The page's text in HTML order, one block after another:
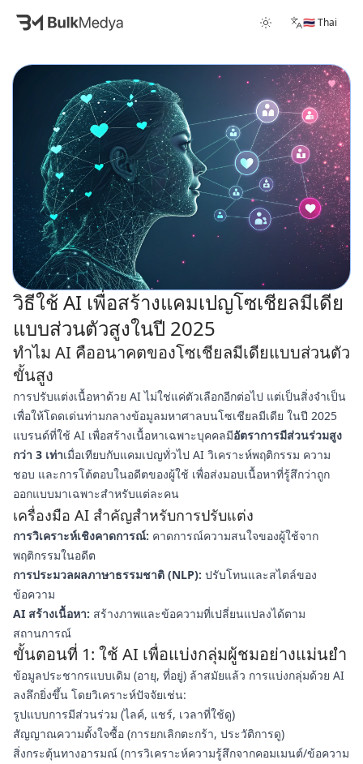
🇹🇭 Thai
วิธีใช้ AI เพื่อสร้างแคมเปญโซเชียลมีเดีย
แบบส่วนตัวสูงในปี 2025
ทำไม AI คืออนาคตของโซเชียลมีเดียแบบส่วนตัว
ขั้นสูง
การปรับแต่งเนื้อหาด้วย AI ไม่ใช่แค่ตัวเลือกอีกต่อไป แต่เป็นสิ่งจำเป็น
เพื่อให้โดดเด่นท่ามกลางข้อมูลมหาศาลบนโซเชียลมีเดีย ในปี 2025
แบรนด์ที่ใช้ AI เพื่อสร้างเนื้อหาเฉพาะบุคคลมีอัตราการมีส่วนร่วมสูง
กว่า 3 เท่าเมื่อเทียบกับแคมเปญทั่วไป AI วิเคราะห์พฤติกรรม ความ
ชอบ และการโต้ตอบในอดีตของผู้ใช้ เพื่อส่งมอบเนื้อหาที่รู้สึกว่าถูก
ออกแบบมาเฉพาะสำหรับแต่ละคน
เครื่องมือ AI สำคัญสำหรับการปรับแต่ง
การวิเคราะห์เชิงคาดการณ์: คาดการณ์ความสนใจของผู้ใช้จาก
พฤติกรรมในอดีต
การประมวลผลภาษาธรรมชาติ (NLP): ปรับโทนและสไตล์ของ
ข้อความ
AI สร้างเนื้อหา: สร้างภาพและข้อความที่เปลี่ยนแปลงได้ตาม
สถานการณ์
ขั้นตอนที่ 1: ใช้ AI เพื่อแบ่งกลุ่มผู้ชมอย่างแม่นยำ
ข้อมูลประชากรแบบเดิม (อายุ, ที่อยู่) ล้าสมัยแล้ว การแบ่งกลุ่มด้วย AI
ลงลึกยิ่งขึ้น โดยวิเคราะห์ปัจจัยเช่น:
รูปแบบการมีส่วนร่วม (ไลค์, แชร์, เวลาที่ใช้ดู)
สัญญาณความตั้งใจซื้อ (การยกเลิกตะกร้า, ประวัติการดู)
สิ่งกระตุ้นทางอารมณ์ (การวิเคราะห์ความรู้สึกจากคอมเมนต์/ข้อความ